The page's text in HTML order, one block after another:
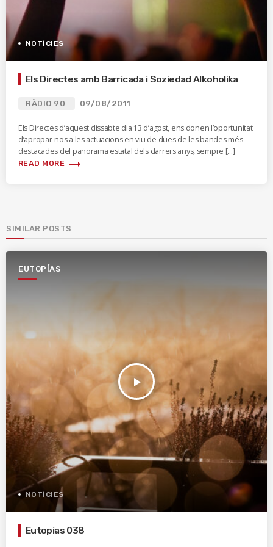
NOTÍCIES
Els Directes amb Barricada i Soziedad Alkoholika
RÀDIO 90 09/08/2011
Els Directes d’aquest dissabte dia 13 d’agost, ens donen l’oportunitat
d’apropar-nos a les actuacions en viu de dues de les bandes més
destacades del panorama estatal dels darrers anys, sempre […]
READ MORE trending_flat
SIMILAR POSTS
EUTOPÍAS
play_arrow
NOTÍCIES
Eutopias 038